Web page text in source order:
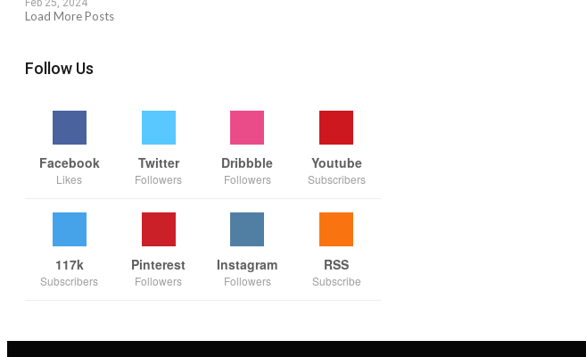
Load More Posts
Follow Us
Facebook
Likes
Twitter
Followers
Dribbble
Followers
Youtube
Subscribers
117k
Subscribers
Pinterest
Followers
Instagram
Followers
RSS
Subscribe